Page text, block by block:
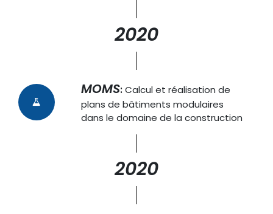
2020
MOMS:Calcul et réalisation de
plans de bâtiments modulaires
dans le domaine de la construction
2020